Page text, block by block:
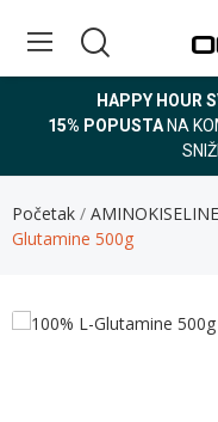
HAPPY HOUR
15% POPUSTA NA
Početak AMINOKISELINE
Glutamine 500g